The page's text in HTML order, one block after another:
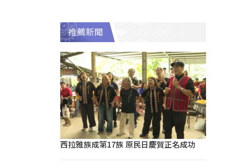
推薦新聞
西拉雅族成第17族 原民日慶賀正名成功